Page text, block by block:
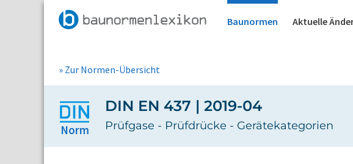
Baunormen Aktuelle
» Zur Normen-Übersicht
Norm
DIN EN 437 | 2019-04
Prüfgase - Prüfdrücke - Gerätekategorien